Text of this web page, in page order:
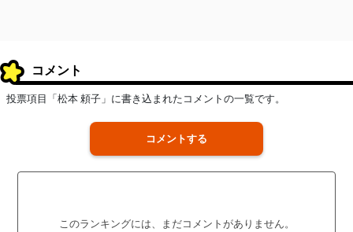
コメント
投票項目「松本 頼子」に書き込まれたコメントの一覧です。
コメントする
このランキングには、まだコメントがありません。